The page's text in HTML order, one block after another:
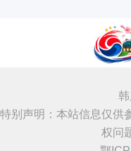
特别声明：本站信息仅供
权问